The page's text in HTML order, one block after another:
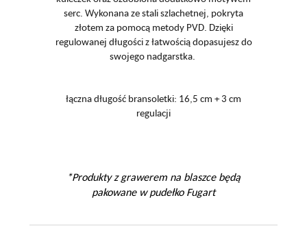
serc. Wykonana ze stali szlachetnej, pokryta
złotem za pomocą metody PVD. Dzięki
regulowanej długości z łatwością dopasujesz do
swojego nadgarstka.
łączna długość bransoletki: 16,5 cm + 3 cm
regulacji
*Produkty z grawerem na blaszce będą
pakowane w pudełko Fugart